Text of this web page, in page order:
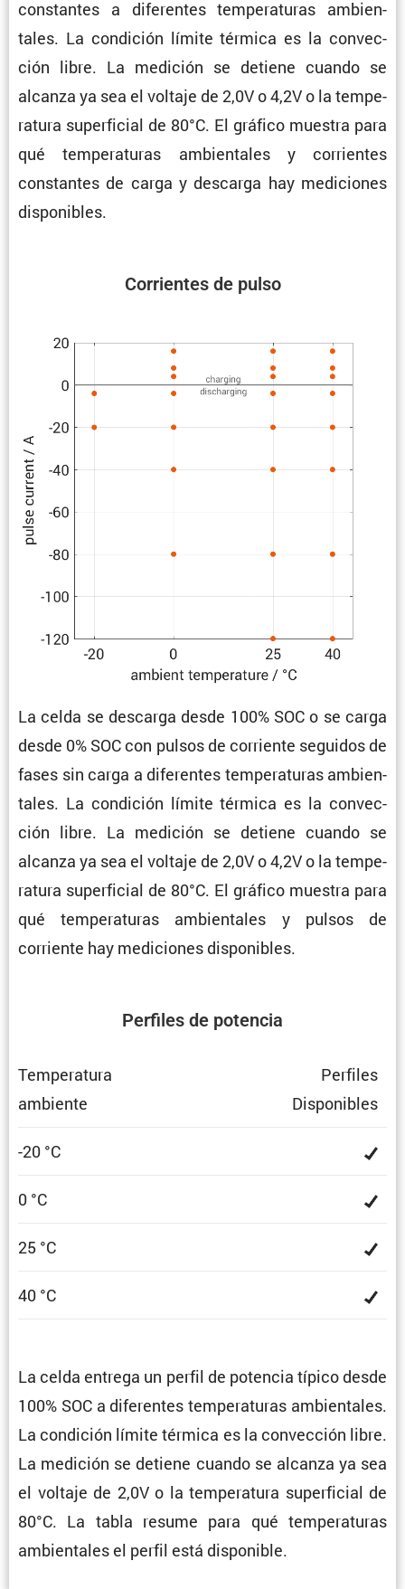
constantes a diferentes tempe­ra­turas ambien­
tales. La condi­ción límite térmica es la convec­
ción libre. La medición se detiene cuando se
alcanza ya sea el voltaje de 2,0V o 4,2V o la tempe­
ra­tura super­fi­cial de 80°C. El gráfico muestra para
qué tempe­ra­turas ambien­tales y corrientes
constantes de carga y descarga hay mediciones
disponibles.
Corrientes de pulso
La celda se descarga desde 100% SOC o se carga
desde 0% SOC con pulsos de corriente seguidos de
fases sin carga a diferentes tempe­ra­turas ambien­
tales. La condi­ción límite térmica es la convec­
ción libre. La medición se detiene cuando se
alcanza ya sea el voltaje de 2,0V o 4,2V o la tempe­
ra­tura super­fi­cial de 80°C. El gráfico muestra para
qué tempe­ra­turas ambien­tales y pulsos de
corriente hay mediciones disponibles.
Perfiles de potencia
Tempe­ra­tura
ambiente
Perfiles
Dispo­ni­bles
-20 °C
0 °C
25 °C
40 °C
La celda entrega un perfil de potencia típico desde
100% SOC a diferentes tempe­ra­turas ambien­tales.
La condi­ción límite térmica es la convec­ción libre.
La medición se detiene cuando se alcanza ya sea
el voltaje de 2,0V o la tempe­ra­tura super­fi­cial de
80°C. La tabla resume para qué tempe­ra­turas
ambien­tales el perfil está disponible.